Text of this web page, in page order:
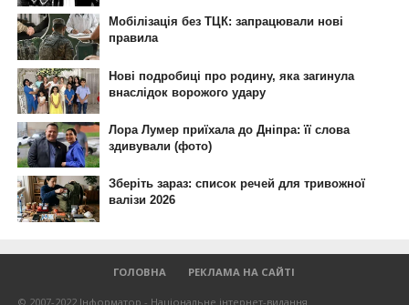
ГОЛОВНА РЕКЛАМА НА САЙТІ
© 2007-2022 Інформатор - Національне інтернет-видання.